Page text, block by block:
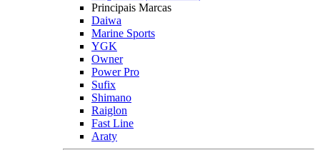
Principais Marcas
Daiwa
Marine Sports
YGK
Owner
Power Pro
Sufix
Shimano
Raiglon
Fast Line
Araty